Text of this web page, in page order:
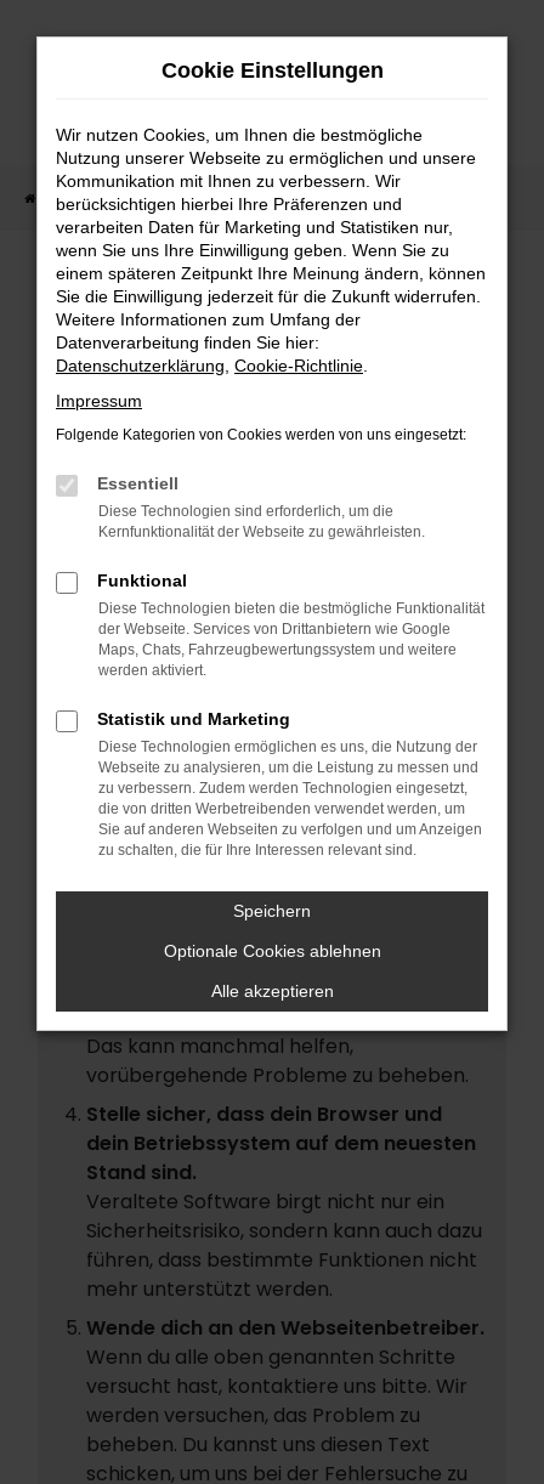
Zum
Startseite Fahrzeug Showroom Fahrzeugbestand
FAHRZEUGBESTAND
Bei Neuwagen Autoland finden Sie eine große
Auswahl an Marken und Modellen.
FEHLER: NETWORK
ERROR
Beim Laden ist ein Fehler aufgetreten.
Hier sind ein paar Tipps, die dir helfen
können:
Überprüfe deine Firewall und deine
Internetverbindung.
Laden andere Webseiten, zum Beispiel
deine Suchmaschine?
Prüfe deine Browsererweiterungen.
Manche Erweiterungen, wie
Werbeblocker, können das Laden
bestimmter Seiten verhindern.
Funktioniert die Seite in einem anderen
Browser oder in einem privaten Fenster?
Starte dein Gerät neu.
Das kann manchmal helfen,
vorübergehende Probleme zu beheben.
Stelle sicher, dass dein Browser und
dein Betriebssystem auf dem neuesten
Stand sind.
Veraltete Software birgt nicht nur ein
Sicherheitsrisiko, sondern kann auch dazu
führen, dass bestimmte Funktionen nicht
mehr unterstützt werden.
Wende dich an den Webseitenbetreiber.
Wenn du alle oben genannten Schritte
versucht hast, kontaktiere uns bitte. Wir
werden versuchen, das Problem zu
beheben. Du kannst uns diesen Text
schicken, um uns bei der Fehlersuche zu
Cookie Einstellungen
Wir nutzen Cookies, um Ihnen die bestmögliche
Nutzung unserer Webseite zu ermöglichen und unsere
Kommunikation mit Ihnen zu verbessern. Wir
berücksichtigen hierbei Ihre Präferenzen und
verarbeiten Daten für Marketing und Statistiken nur,
wenn Sie uns Ihre Einwilligung geben. Wenn Sie zu
einem späteren Zeitpunkt Ihre Meinung ändern, können
Sie die Einwilligung jederzeit für die Zukunft widerrufen.
Weitere Informationen zum Umfang der
Datenverarbeitung finden Sie hier:
Datenschutzerklärung Cookie-Richtlinie
Impressum
Folgende Kategorien von Cookies werden von uns eingesetzt:
Essentiell
Diese Technologien sind erforderlich, um die
Kernfunktionalität der Webseite zu gewährleisten.
Funktional
Diese Technologien bieten die bestmögliche Funktionalität
der Webseite. Services von Drittanbietern wie Google
Maps, Chats, Fahrzeugbewertungssystem und weitere
werden aktiviert.
Statistik und Marketing
Diese Technologien ermöglichen es uns, die Nutzung der
Webseite zu analysieren, um die Leistung zu messen und
zu verbessern. Zudem werden Technologien eingesetzt,
die von dritten Werbetreibenden verwendet werden, um
Sie auf anderen Webseiten zu verfolgen und um Anzeigen
zu schalten, die für Ihre Interessen relevant sind.
Speichern
Optionale Cookies ablehnen
Alle akzeptieren